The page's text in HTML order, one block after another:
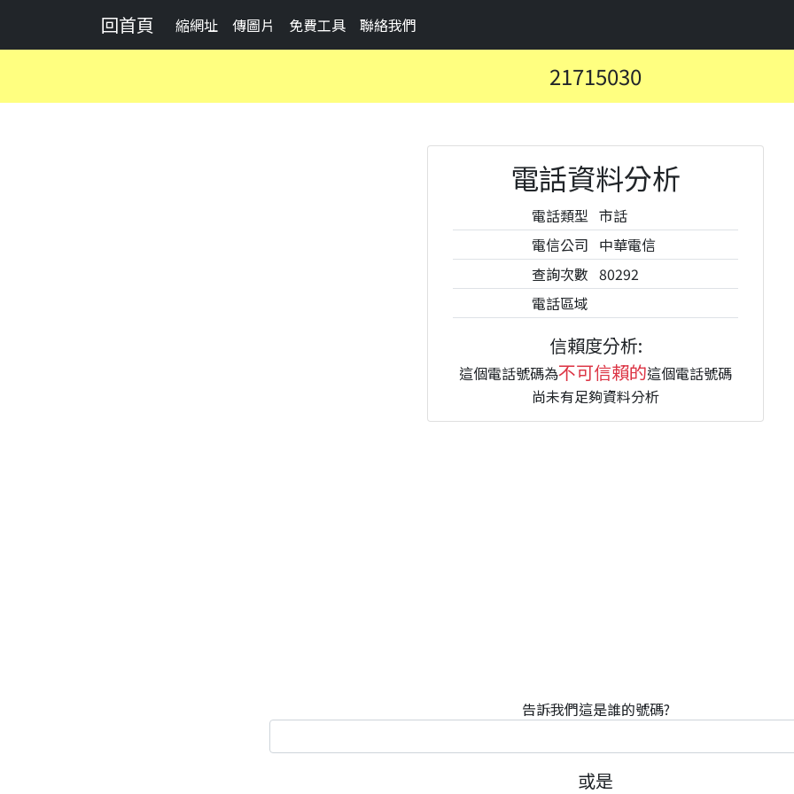
回首頁 縮網址 傳圖片 免費工具 聯絡我們
21715030
電話資料分析
電話類型 市話
電信公司 中華電信
查詢次數 80292
電話區域
信賴度分析:
這個電話號碼為不可信賴的這個電話號碼
尚未有足夠資料分析
告訴我們這是誰的號碼?
或是